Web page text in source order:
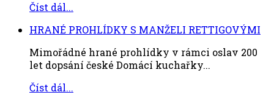
Číst dál...
HRANÉ PROHLÍDKY S MANŽELI RETTIGOVÝMI
Mimořádné hrané prohlídky v rámci oslav 200
let dopsání české Domácí kuchařky...
Číst dál...